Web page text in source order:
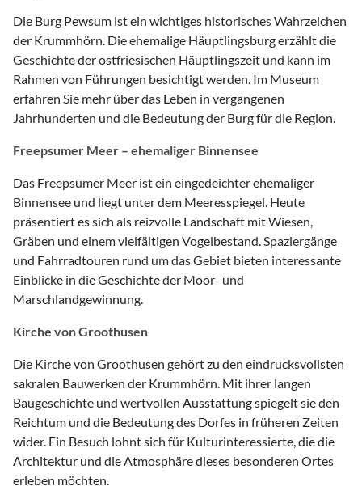
Die Burg Pewsum ist ein wichtiges historisches Wahrzeichen
der Krummhörn. Die ehemalige Häuptlingsburg erzählt die
Geschichte der ostfriesischen Häuptlingszeit und kann im
Rahmen von Führungen besichtigt werden. Im Museum
erfahren Sie mehr über das Leben in vergangenen
Jahrhunderten und die Bedeutung der Burg für die Region.
Freepsumer Meer – ehemaliger Binnensee
Das Freepsumer Meer ist ein eingedeichter ehemaliger
Binnensee und liegt unter dem Meeresspiegel. Heute
präsentiert es sich als reizvolle Landschaft mit Wiesen,
Gräben und einem vielfältigen Vogelbestand. Spaziergänge
und Fahrradtouren rund um das Gebiet bieten interessante
Einblicke in die Geschichte der Moor- und
Marschlandgewinnung.
Kirche von Groothusen
Die Kirche von Groothusen gehört zu den eindrucksvollsten
sakralen Bauwerken der Krummhörn. Mit ihrer langen
Baugeschichte und wertvollen Ausstattung spiegelt sie den
Reichtum und die Bedeutung des Dorfes in früheren Zeiten
wider. Ein Besuch lohnt sich für Kulturinteressierte, die die
Architektur und die Atmosphäre dieses besonderen Ortes
erleben möchten.